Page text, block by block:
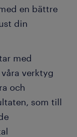
en bättre
din
med
verktyg
och
som till